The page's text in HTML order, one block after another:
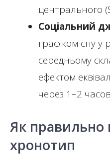
центрального
Соціальний
графіком сну у
середньому
ефектом
через 1–2
Як правильно
хронотип